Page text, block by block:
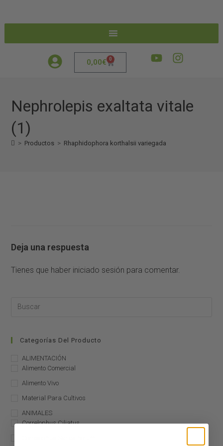
0,00€ 0
Nephrolepis exaltata vitale
(1)
> Productos > Rhaphidophora korthalsii variegada
Deja una respuesta
Tienes que haber iniciado sesión para comentar.
Categorías Del Producto
ALIMENTACIÓN
Alimento Comercial
Alimento Vivo
Material Para Cultivos
ANIMALES
Correlophus Ciliatus